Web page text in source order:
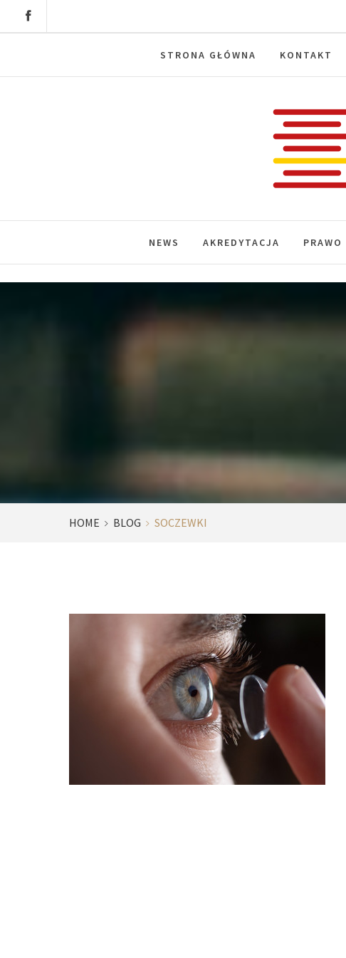
STRONA GŁÓWNA KONTAKT
NEWS AKREDYTACJA PRAWO
HOME BLOG SOCZEWKI